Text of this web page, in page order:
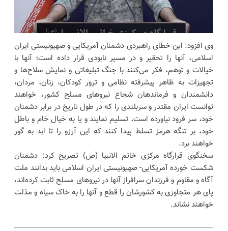
وی افزود: این خطای راهبردی دشمنان آمریکایی و صهیونیستی ایران
اسلامی، آنها را تحقیر و در مسیر نابودی قرار داده است؛ آنها با
خیالات و توهم، فکر می‌کنند با جنگ تبلیغاتی و نمایش سلاح‌ها و
تجهیزات به ظاهر پیشرفته نظامی و ترور کودکان، زنان، مردان،
دانشمندان و فرماندهان شجاع نیروهای مسلح کشور، خواهند
توانست ایران مقتدر و سربلندی را که در طول تاریخ در برابر دشمنان
خود، سر فرود نیاورده‌ است، تسلیم نمایند و یا به خیال خام و باطل
خود، بر تنگه هرمز تسلط پیدا کنند که این آرزو را تا ابد به گور
خواهند برد.
سخنگوی قرارگاه مرکزی خاتم الانبیا (ص) تصریح کرد: دشمنان
شکست خورده آمریکایی- صهیونیستی ایران اسلامی باید بدانند ملت
آگاه و مقاوم و فرزندان سرافراز آنها در نیروهای مسلح ثابت کرده‌اند،
پای هر متجاوزی به کشورشان را قطع و آنها را به خاک سیاه و مذلت
خواهند نشاند.